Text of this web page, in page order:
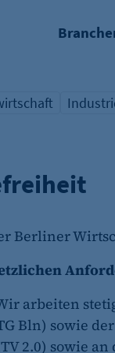
Berliner
arbeiten
Bln) sowie
2.0) sowie